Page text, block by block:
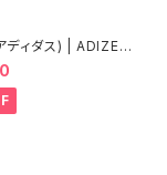
ィダス) | ADIZER
| Core White
/ Bliss Pin